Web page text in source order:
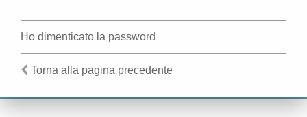
Ho dimenticato la password
Torna alla pagina precedente